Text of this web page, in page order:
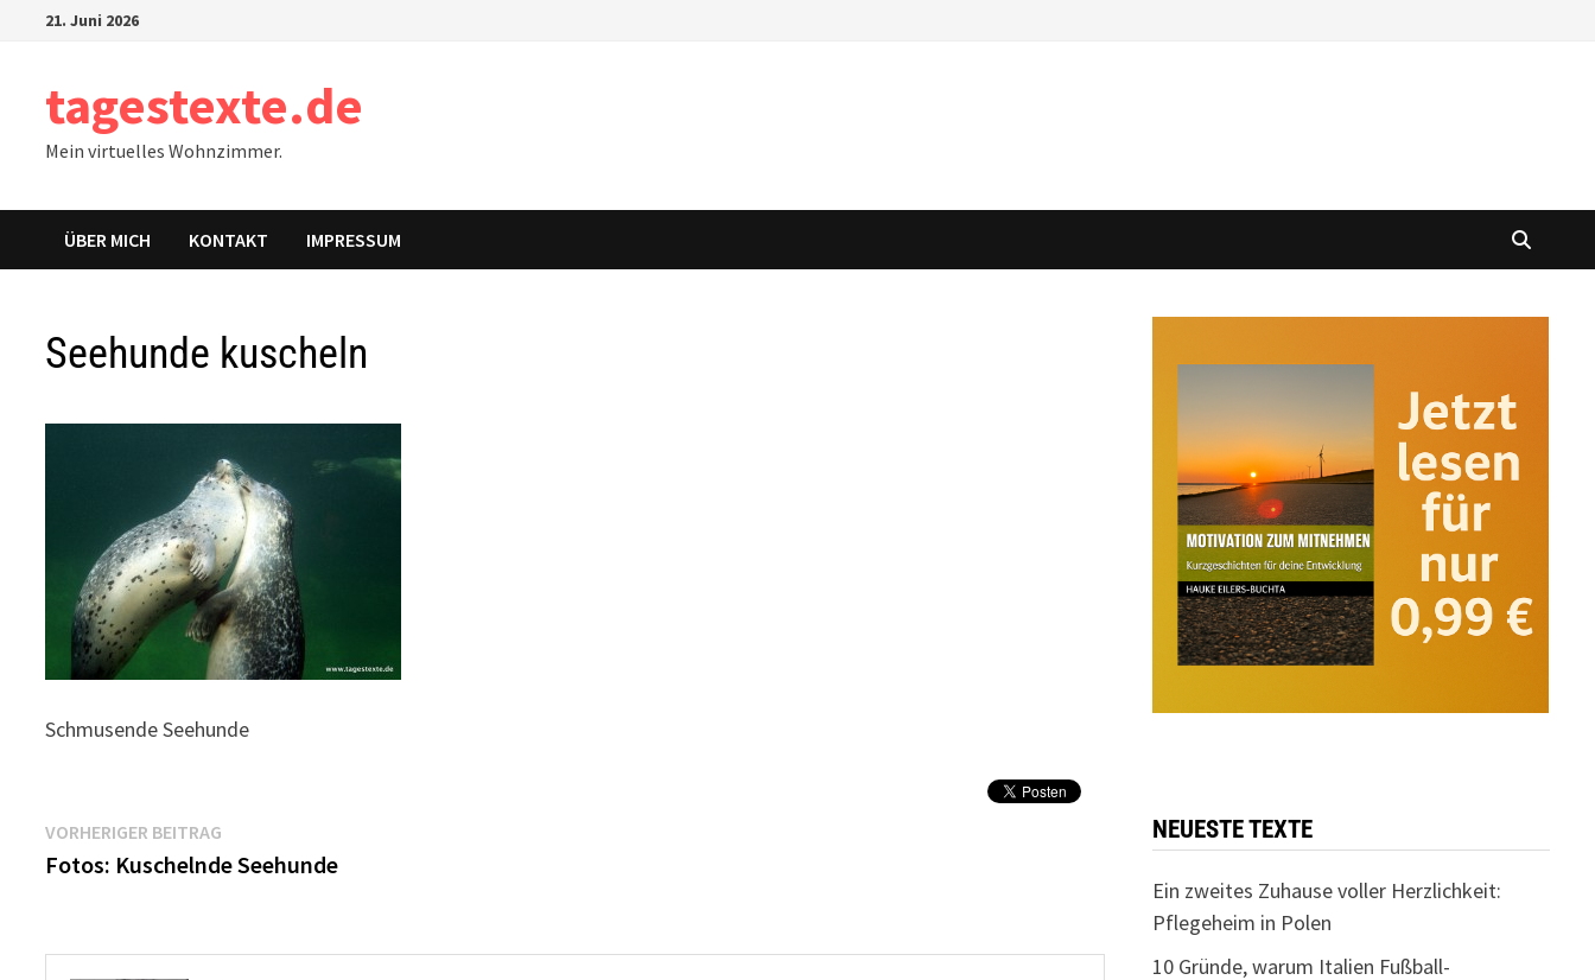
21. Juni 2026
tagestexte.de
Mein virtuelles Wohnzimmer.
ÜBER MICH KONTAKT IMPRESSUM
Seehunde kuscheln
Schmusende Seehunde
Beitragsnavigation
VORHERIGER BEITRAG
Beitrag:
Fotos: Kuschelnde Seehunde
NEUESTE TEXTE
Ein zweites Zuhause voller Herzlichkeit:
Pflegeheim in Polen
10 Gründe, warum Italien Fußball-